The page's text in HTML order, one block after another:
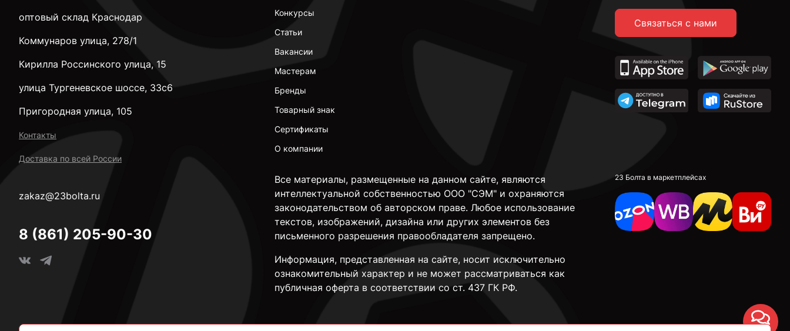
Конкурсы
Статьи
Вакансии
Мастерам
Бренды
Товарный знак
Сертификаты
О компании
Связаться с нами
Все материалы, размещенные на данном сайте, являются
интеллектуальной собственностью ООО "СЭМ" и охраняются
законодательством об авторском праве. Любое использование
текстов, изображений, дизайна или других элементов без
письменного разрешения правообладателя запрещено.
Информация, представленная на сайте, носит исключительно
ознакомительный характер и не может рассматриваться как
публичная оферта в соответствии со ст. 437 ГК РФ.
23 Болта в маркетплейсах
оптовый склад Краснодар
Коммунаров улица, 278/1
Кирилла Россинского улица, 15
улица Тургеневское шоссе, 33с6
Пригородная улица, 105
Контакты
Доставка по всей России
zakaz@23bolta.ru
8 (861) 205-90-30